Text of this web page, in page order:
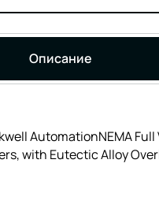
Описание
AutomationNEMA
with Eutectic Alloy